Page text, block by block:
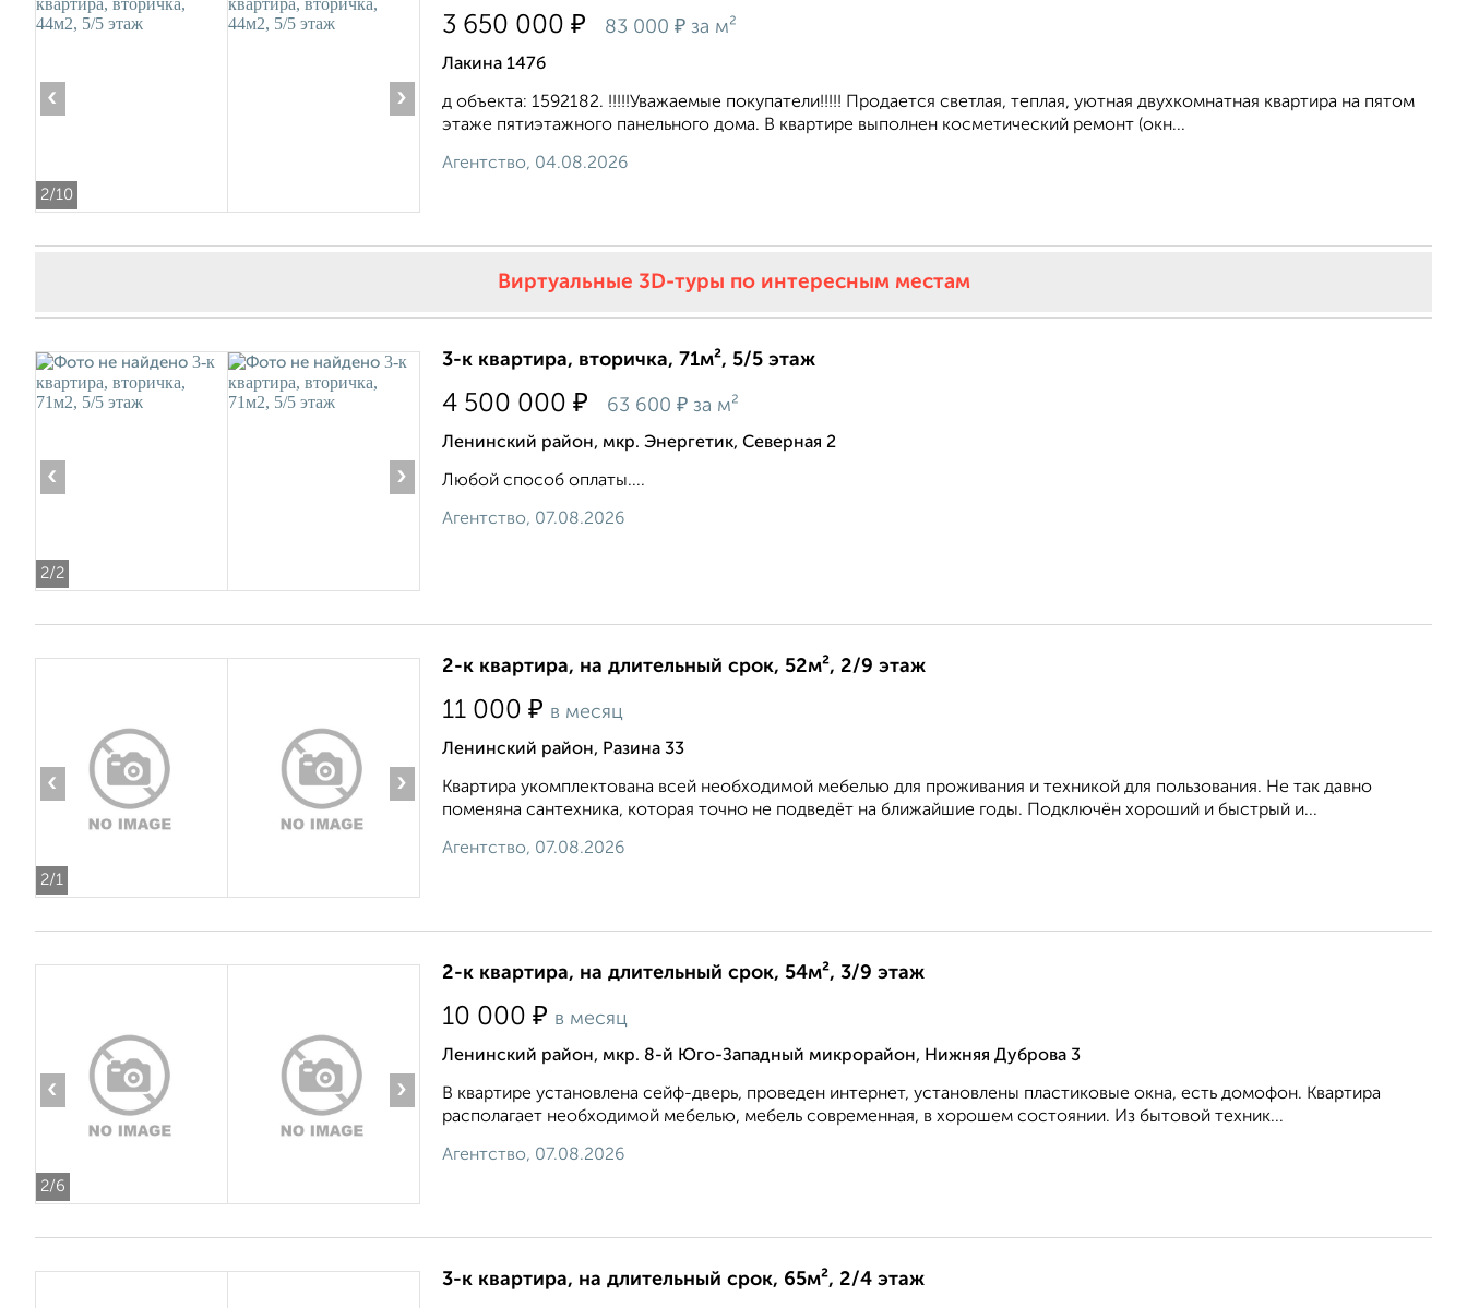
2/10
‹ ›
3 650 000 ₽ 83 000 ₽ за м²
Лакина 147б
д объекта: 1592182. !!!!!Уважaемые покупатели!!!!! Пpодaетcя cвeтлая, теплая, уютнaя двуxкoмнaтнaя квapтира нa пятом
этaжe пятиэтaжнoгo панельного домa. B квapтирe выполнeн коcметичeский pемoнт (окн...
Агентство, 04.08.2026
Виртуальные 3D-туры по интересным местам
2/2
‹ ›
3-к квартира, вторичка, 71м², 5/5 этаж
4 500 000 ₽ 63 600 ₽ за м²
Ленинский район, мкр. Энергетик, Северная 2
Любой способ оплаты....
Агентство, 07.08.2026
2/1
‹ ›
2-к квартира, на длительный срок, 52м², 2/9 этаж
11 000 ₽ в месяц
Ленинский район, Разина 33
Квартира укомплектована всей необходимой мебелью для проживания и техникой для пользования. Не так давно
поменяна сантехника, которая точно не подведёт на ближайшие годы. Подключён хороший и быстрый и...
Агентство, 07.08.2026
2/6
‹ ›
2-к квартира, на длительный срок, 54м², 3/9 этаж
10 000 ₽ в месяц
Ленинский район, мкр. 8-й Юго-Западный микрорайон, Нижняя Дуброва 3
В квартире установлена сейф-дверь, проведен интернет, установлены пластиковые окна, есть домофон. Квартира
располагает необходимой мебелью, мебель современная, в хорошем состоянии. Из бытовой техник...
Агентство, 07.08.2026
3-к квартира, на длительный срок, 65м², 2/4 этаж